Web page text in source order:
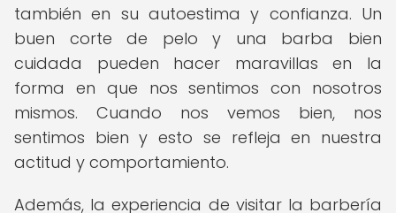
también en su autoestima y confianza. Un
buen corte de pelo y una barba bien
cuidada pueden hacer maravillas en la
forma en que nos sentimos con nosotros
mismos. Cuando nos vemos bien, nos
sentimos bien y esto se refleja en nuestra
actitud y comportamiento.
Además, la experiencia de visitar la barbería